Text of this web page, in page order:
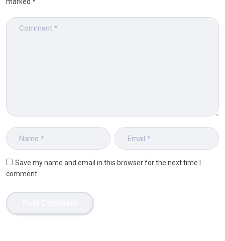
marked *
Save my name and email in this browser for the next time I
comment.